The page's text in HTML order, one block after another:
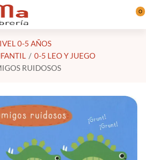
0
0-5 AÑOS
0-5 LEO Y JUEGO
RUIDOSOS